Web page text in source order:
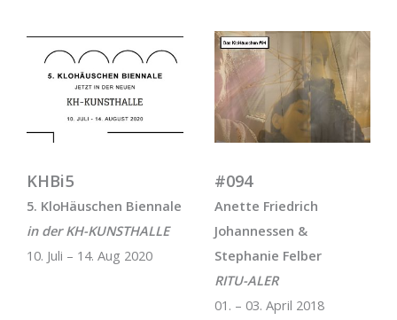
KHBi5
5. KloHäuschen Biennale
in der KH-KUNSTHALLE
10. Juli – 14. Aug 2020
#094
Anette Friedrich
Johannessen &
Stephanie Felber
RITU-ALER
01. – 03. April 2018